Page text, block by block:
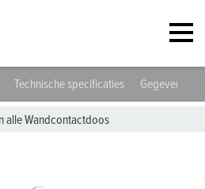
Technische specificaties
alle Wandcontactdoos